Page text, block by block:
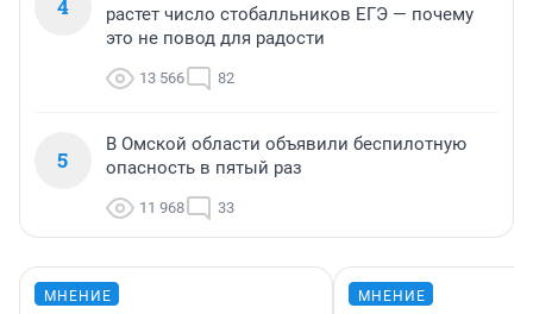
4
растет число стобалльников ЕГЭ — почему
это не повод для радости
13 566 82
5
В Омской области объявили беспилотную
опасность в пятый раз
11 968 33
МНЕНИЕ МНЕНИЕ